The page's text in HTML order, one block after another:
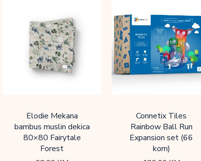
Elodie Mekana
bambus muslin dekica
80×80 Fairytale
Forest
Connetix Tiles
Rainbow Ball Run
Expansion set (66
kom)